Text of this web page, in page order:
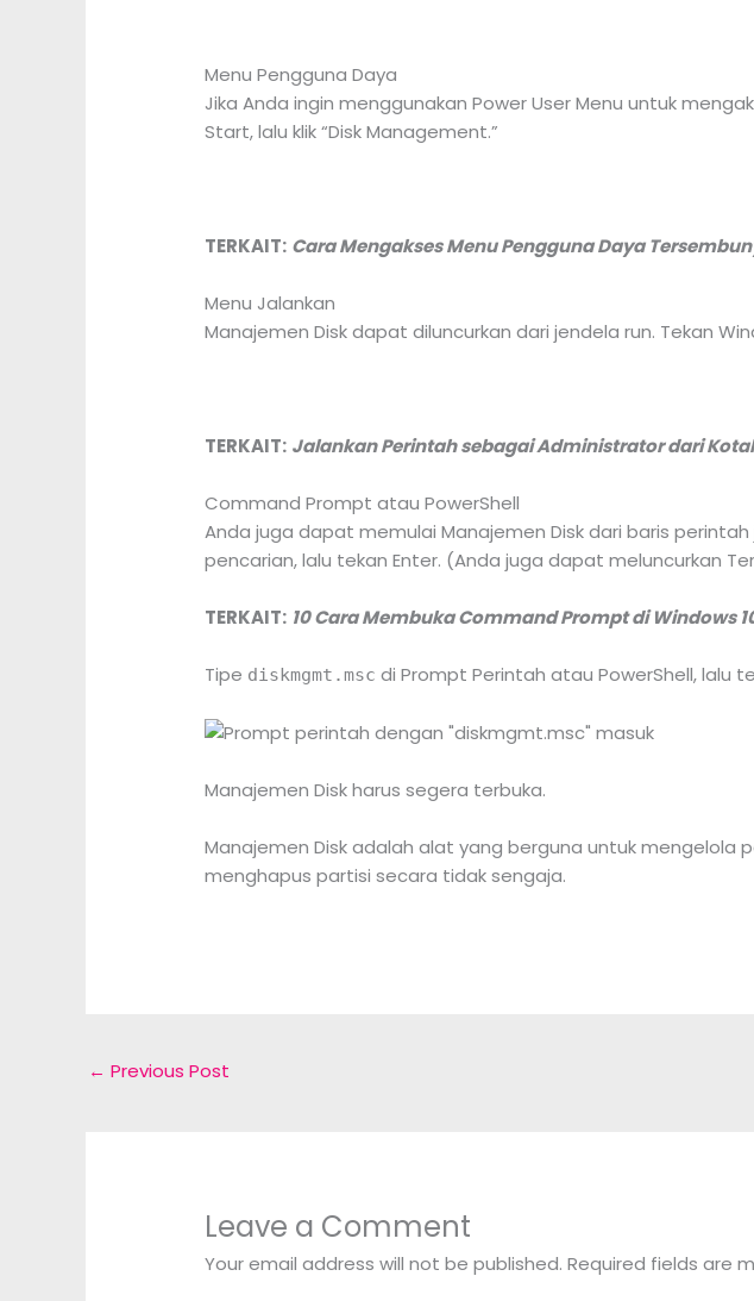
Menu Pengguna Daya
Jika Anda ingin menggunakan Power User Menu untuk
Start, lalu klik “Disk Management.”
TERKAIT: Cara Mengakses Menu Pengguna Daya
Menu Jalankan
Manajemen Disk dapat diluncurkan dari jendela run. Tekan
TERKAIT: Jalankan Perintah sebagai Administrator dari
Command Prompt atau PowerShell
Anda juga dapat memulai Manajemen Disk dari baris
pencarian, lalu tekan Enter. (Anda juga dapat meluncurkan
TERKAIT: 10 Cara Membuka Command Prompt di Windows
Tipe diskmgmt.msc di Prompt Perintah atau PowerShell, lalu
Manajemen Disk harus segera terbuka.
Manajemen Disk adalah alat yang berguna untuk mengelola
menghapus partisi secara tidak sengaja.
← Previous Post
Leave a Comment
Your email address will not be published. Required fields are